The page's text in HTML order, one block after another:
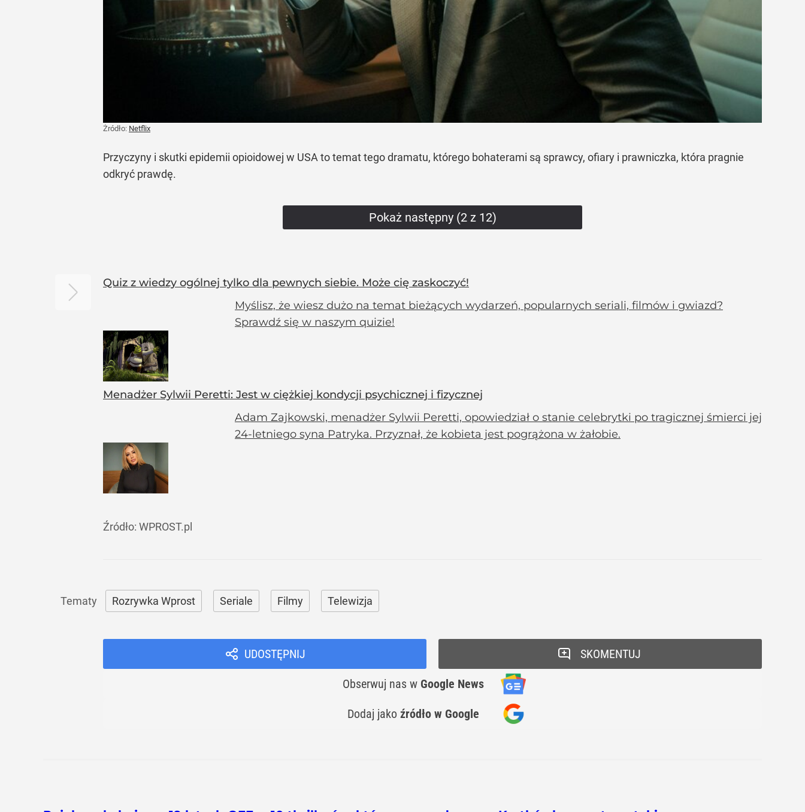
Żródło: Netflix
Przyczyny i skutki epidemii opioidowej w USA to temat tego dramatu, którego bohaterami są sprawcy, ofiary i prawniczka, która pragnie
odkryć prawdę.
Pokaż następny (2 z 12)
Quiz z wiedzy ogólnej tylko dla pewnych siebie. Może cię zaskoczyć!
Myślisz, że wiesz dużo na temat bieżących wydarzeń, popularnych seriali, filmów i gwiazd?
Sprawdź się w naszym quizie!
Menadżer Sylwii Peretti: Jest w ciężkiej kondycji psychicznej i fizycznej
Adam Zajkowski, menadżer Sylwii Peretti, opowiedział o stanie celebrytki po tragicznej śmierci jej
24-letniego syna Patryka. Przyznał, że kobieta jest pogrążona w żałobie.
Źródło: WPROST.pl
Rozrywka Wprost Seriale Filmy Telewizja
UDOSTĘPNIJ
Obserwuj nas w Google News
Dodaj jako źródło w Google
SKOMENTUJ